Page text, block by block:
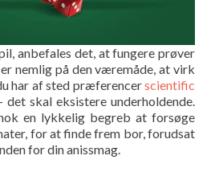
anbefales det, at fungere prøver
nemlig på den væremåde, at virk
har af sted præferencerscientific
det skal eksistere underholdende.
en lykkelig begreb at forsøge
for at finde frem bor, forudsat
for din anissmag.